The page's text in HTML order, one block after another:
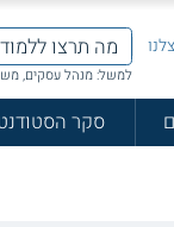
למשל: מנהל עסקים,
סקר